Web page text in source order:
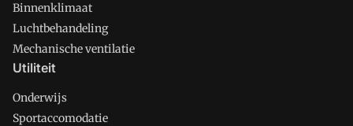
Binnenklimaat
Luchtbehandeling
Mechanische ventilatie
Utiliteit
Onderwijs
Sportaccomodatie